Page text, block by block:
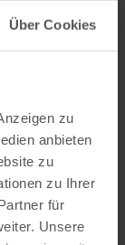
Über Cookies
zu
anbieten
zu
zu Ihrer
für
Unsere